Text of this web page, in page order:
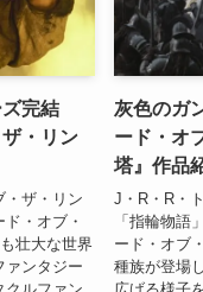
完結
・リン
・ザ・リン
・オブ・
壮大な世界
ァンタジー
灰色のガ
ード・オ
塔』作品
J・R・R・
「指輪物語
ード・オブ
種族が登場